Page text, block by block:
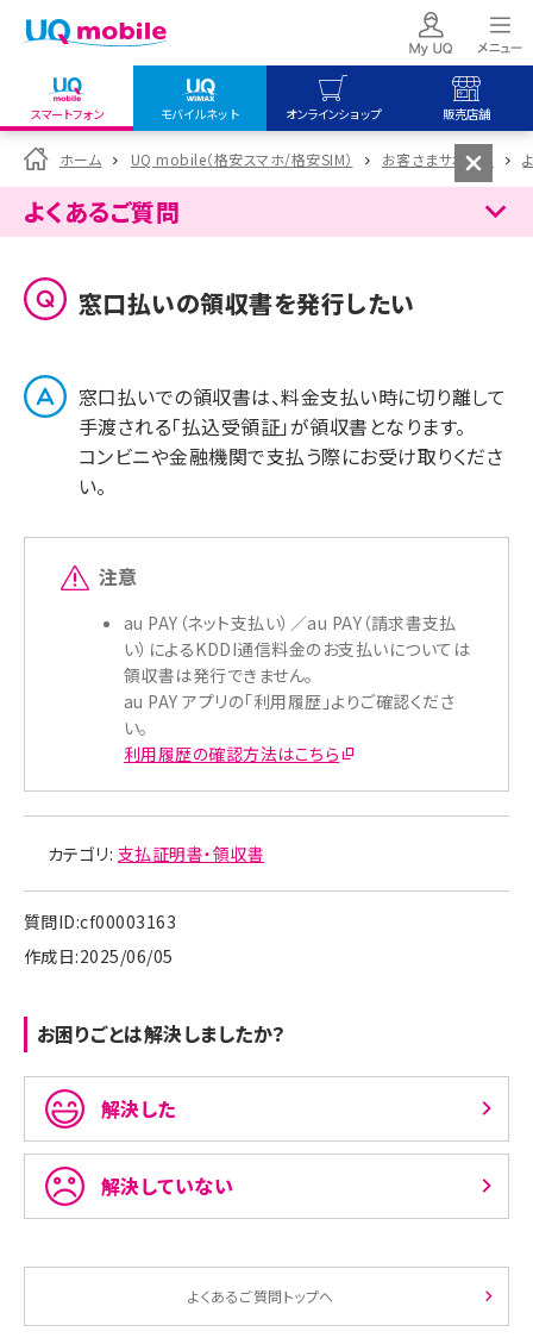
スマートフォン モバイルネット オンラインショップ 販売店舗
my UQ WiMAX
UQ WiMAX ご契約の方
My UQ mobile
UQ mobile
UQ mobile
オンラインショップ
UQ WiMAX
UQ mobile
販売店舗
UQ WiMAX
ホーム UQ mobile（格安スマホ/格安SIM） お客さまサポート
よくあるご質問
窓口払いの領収書を発行したい
窓口払いでの領収書は、料金支払い時に切り離して
手渡される「払込受領証」が領収書となります。
コンビニや金融機関で支払う際にお受け取りくださ
い。
注意
au PAY（ネット支払い）／au PAY（請求書支払
い）によるKDDI通信料金のお支払いについては
領収書は発行できません。
au PAY アプリの「利用履歴」よりご確認くださ
い。
利用履歴の確認方法はこちら
カテゴリ: 支払証明書・領収書
質問ID:cf00003163
作成日:2025/06/05
お困りごとは解決しましたか？
解決した
解決していない
よくあるご質問トップへ